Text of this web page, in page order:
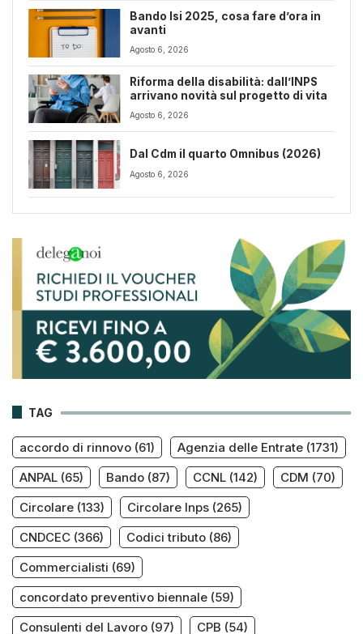
Bando Isi 2025, cosa fare d’ora in
avanti
Agosto 6, 2026
Riforma della disabilità: dall’INPS
arrivano novità sul progetto di vita
Agosto 6, 2026
Dal Cdm il quarto Omnibus (2026)
Agosto 6, 2026
TAG
accordo di rinnovo (61) Agenzia delle Entrate (1731)
ANPAL (65) Bando (87) CCNL (142) CDM (70)
Circolare (133) Circolare Inps (265)
CNDCEC (366) Codici tributo (86)
Commercialisti (69)
concordato preventivo biennale (59)
Consulenti del Lavoro (97) CPB (54)